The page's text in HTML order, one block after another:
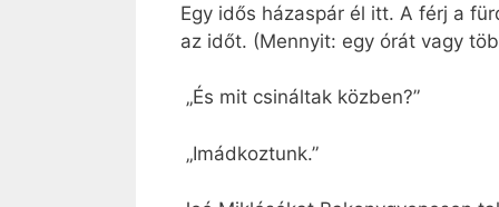
Egy idős házaspár él itt. A férj a
az időt. (Mennyit: egy órát vagy
„És mit csináltak közben?”
„Imádkoztunk.”